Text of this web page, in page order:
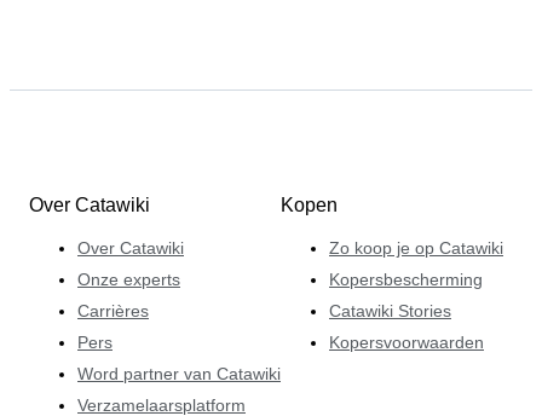
Over Catawiki
Over Catawiki
Onze experts
Carrières
Pers
Word partner van Catawiki
Verzamelaarsplatform
Kopen
Zo koop je op Catawiki
Kopersbescherming
Catawiki Stories
Kopersvoorwaarden